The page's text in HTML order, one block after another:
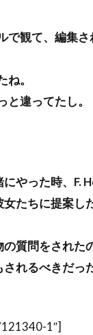
で観て、編集
。
と違ってたし。
やった時、F.
たちに提案し
質問をされた
されるべきだっ
1″]